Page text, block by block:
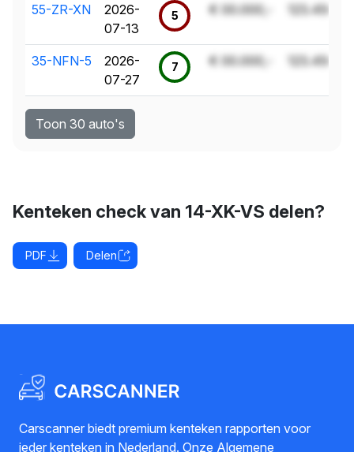
55-ZR-XN
2026-
07-13
5 € 00.000,- 123.456 km
35-NFN-5
2026-
07-27
7 € 00.000,- 123.456 km
Toon 30 auto's
Kenteken check van 14-XK-VS delen?
PDF Delen
Carscanner biedt premium kenteken rapporten voor
ieder kenteken in Nederland. Onze Algemene